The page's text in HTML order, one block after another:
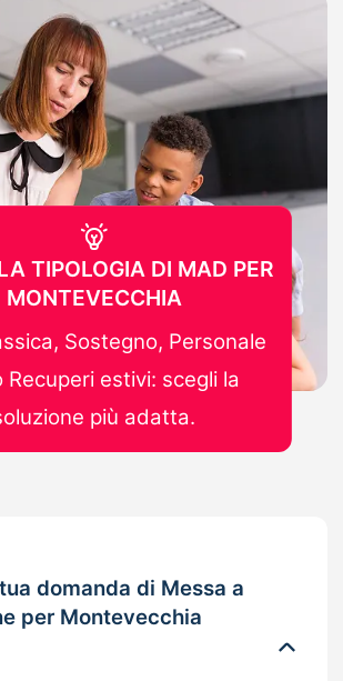
domanda di Messa a
per Montevecchia
TIPOLOGIA DI MAD PER
MONTEVECCHIA
Sostegno, Personale
Recuperi estivi: scegli la
più adatta.